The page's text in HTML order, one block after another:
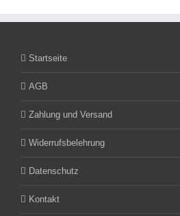
Startseite
AGB
Zahlung und Versand
Widerrufsbelehrung
Datenschutz
Kontakt